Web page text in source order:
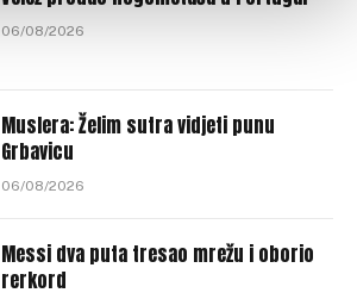
06/08/2026
Muslera: Želim sutra vidjeti punu
Grbavicu
06/08/2026
Messi dva puta tresao mrežu i oborio
rerkord